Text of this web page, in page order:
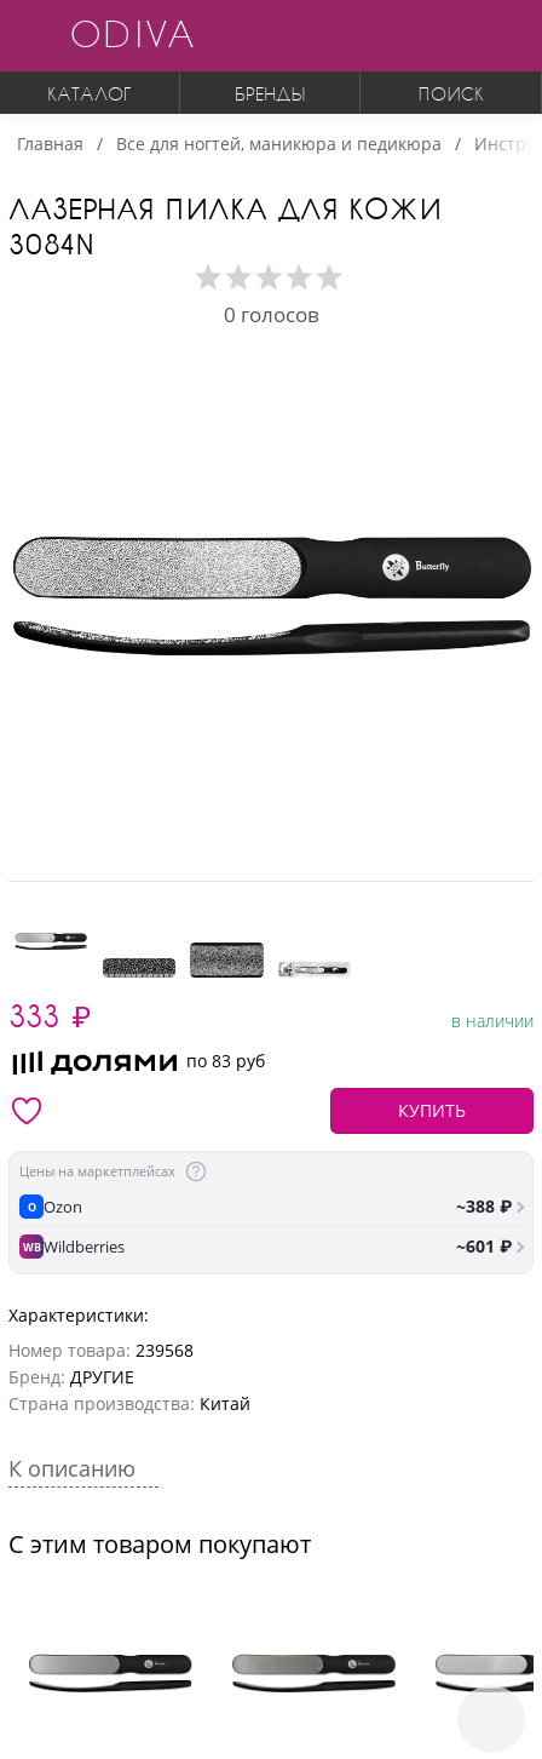
ODIVA
КАТАЛОГ БРЕНДЫ ПОИСК
Главная Все для ногтей, маникюра и педикюра
ЛАЗЕРНАЯ ПИЛКА ДЛЯ КОЖИ
3084N
0 голосов
333 ₽
в наличии
по 83 руб
КУПИТЬ
Цены на маркетплейсах
O Ozon ~388 ₽
WBWildberries ~601 ₽
Характеристики:
Номер товара: 239568
Бренд: ДРУГИЕ
Страна производства: Китай
К описанию
С этим товаром покупают